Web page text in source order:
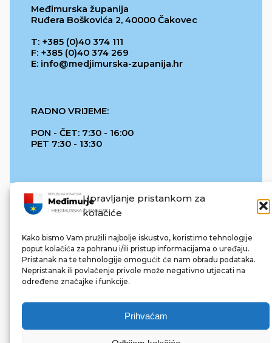
Upravljanje pristankom za
kolačiće
Kako bismo Vam pružili najbolje iskustvo, koristimo tehnologije
poput kolačića za pohranu i/ili pristup informacijama o uređaju.
Pristanak na te tehnologije omogućit će nam obradu podataka.
Nepristanak ili povlačenje privole može negativno utjecati na
određene značajke i funkcije.
Prihvaćam
Međimurska županija
Ruđera Boškovića 2, 40000 Čakovec
T: +385 (0)40 374 111
F: +385 (0)40 374 269
E: info@medjimurska-zupanija.hr
RADNO VRIJEME:
PON - ČET: 7:30 - 16:00
PET 7:30 - 13:30
REPUBLIKA HRVATSKA